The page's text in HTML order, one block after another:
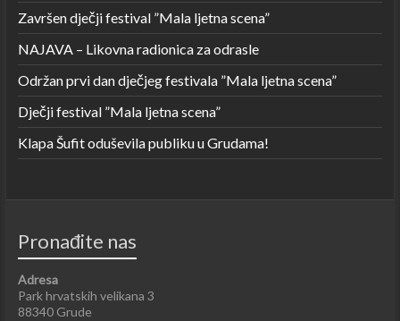
Završen dječji festival ”Mala ljetna scena”
NAJAVA – Likovna radionica za odrasle
Održan prvi dan dječjeg festivala ”Mala ljetna scena”
Dječji festival ”Mala ljetna scena”
Klapa Šufit oduševila publiku u Grudama!
Pronađite nas
Adresa
Park hrvatskih velikana 3
88340 Grude